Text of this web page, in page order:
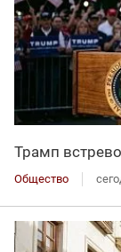
Трамп
Общество